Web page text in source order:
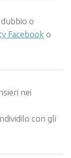
o
Facebook o
nei
con gli